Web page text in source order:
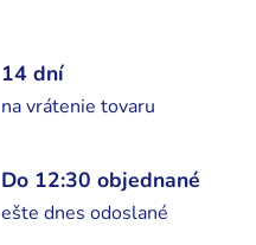
14 dní
na vrátenie tovaru
Do 12:30 objednané
ešte dnes odoslané